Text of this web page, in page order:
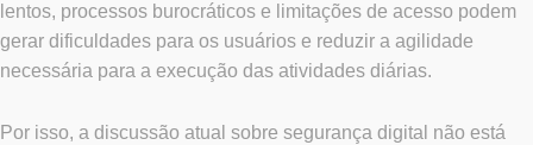
lentos, processos burocráticos e limitações de acesso podem
gerar dificuldades para os usuários e reduzir a agilidade
necessária para a execução das atividades diárias.
Por isso, a discussão atual sobre segurança digital não está